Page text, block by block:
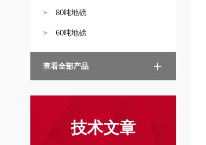
80吨地磅
60吨地磅
查看全部产品
技术文章